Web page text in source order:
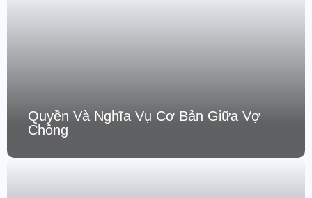
Quyền Và Nghĩa Vụ Cơ Bản Giữa Vợ
Chồng